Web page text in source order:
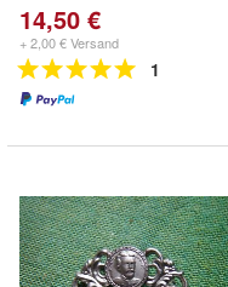
14,50 €
+ 2,00 € Versand
1